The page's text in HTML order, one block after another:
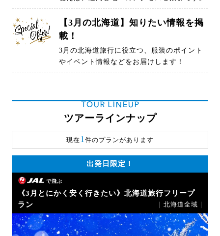
【3月の北海道】知りたい情報を掲
載！
3月の北海道旅行に役立つ、服装のポイント
やイベント情報などをお届けします！
TOUR LINEUP
ツアーラインナップ
現在1件のプランがあります
出発日限定！
で飛ぶ
《3月とにかく安く行きたい》北海道旅行フリープ
ラン
｜北海道全域｜